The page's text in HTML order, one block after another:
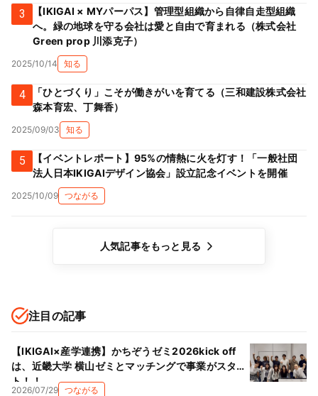
3
【IKIGAI × MYパーパス】管理型組織から自律自走型組織
へ。緑の地球を守る会社は愛と自由で育まれる（株式会社
Green prop 川添克子）
2025/10/14 知る
4
「ひとづくり」こそが働きがいを育てる（三和建設株式会社
森本育宏、丁舞香）
2025/09/03 知る
5
【イベントレポート】95%の情熱に火を灯す！「一般社団
法人日本IKIGAIデザイン協会」設立記念イベントを開催
2025/10/09 つながる
人気記事をもっと見る
注目の記事
【IKIGAI×産学連携】かちぞうゼミ2026kick off
は、近畿大学 横山ゼミとマッチングで事業がスター
ト！！
2026/07/29 つながる